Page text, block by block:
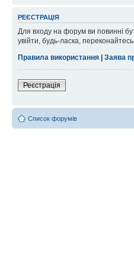
РЕЄСТРАЦІЯ
Для входу на форум ви повинні
увійти, будь-ласка,
Правила використання | Заява
Реєстрація
Список форумів